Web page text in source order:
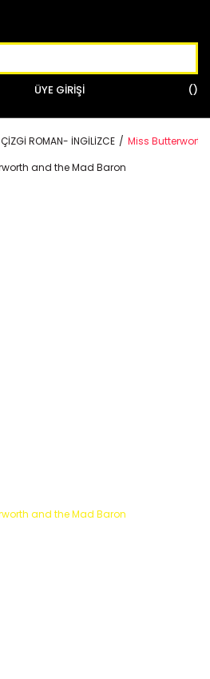
ÜYE GİRİŞİ
ÇİZGİ ROMAN- İNGİLİZCE Miss